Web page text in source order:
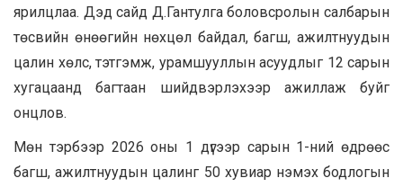
ярилцлаа. Дэд сайд Д.Гантулга боловсролын салбарын
төсвийн өнөөгийн нөхцөл байдал, багш, ажилтнуудын
цалин хөлс, тэтгэмж, урамшууллын асуудлыг 12 сарын
хугацаанд багтаан шийдвэрлэхээр ажиллаж буйг
онцлов.
Мөн тэрбээр 2026 оны 1 дүгээр сарын 1-ний өдрөөс
багш, ажилтнуудын цалинг 50 хувиар нэмэх бодлогын